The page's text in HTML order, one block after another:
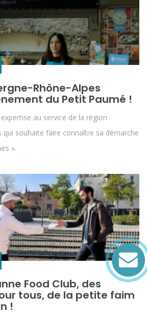
Rhône-Alpes
du Petit Paumé !
au service de la région
qui souhaite faire connaître sa démarche
».
Food Club, des
tous, de la petite faim
!